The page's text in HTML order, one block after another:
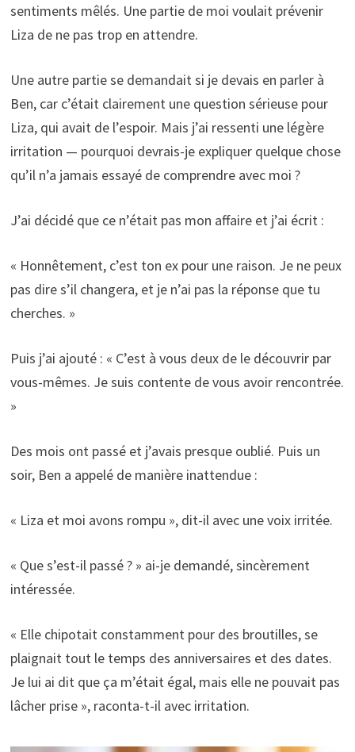
sentiments mêlés. Une partie de moi voulait prévenir
Liza de ne pas trop en attendre.
Une autre partie se demandait si je devais en parler à
Ben, car c’était clairement une question sérieuse pour
Liza, qui avait de l’espoir. Mais j’ai ressenti une légère
irritation — pourquoi devrais-je expliquer quelque chose
qu’il n’a jamais essayé de comprendre avec moi ?
J’ai décidé que ce n’était pas mon affaire et j’ai écrit :
« Honnêtement, c’est ton ex pour une raison. Je ne peux
pas dire s’il changera, et je n’ai pas la réponse que tu
cherches. »
Puis j’ai ajouté : « C’est à vous deux de le découvrir par
vous-mêmes. Je suis contente de vous avoir rencontrée.
»
Des mois ont passé et j’avais presque oublié. Puis un
soir, Ben a appelé de manière inattendue :
« Liza et moi avons rompu », dit-il avec une voix irritée.
« Que s’est-il passé ? » ai-je demandé, sincèrement
intéressée.
« Elle chipotait constamment pour des broutilles, se
plaignait tout le temps des anniversaires et des dates.
Je lui ai dit que ça m’était égal, mais elle ne pouvait pas
lâcher prise », raconta-t-il avec irritation.